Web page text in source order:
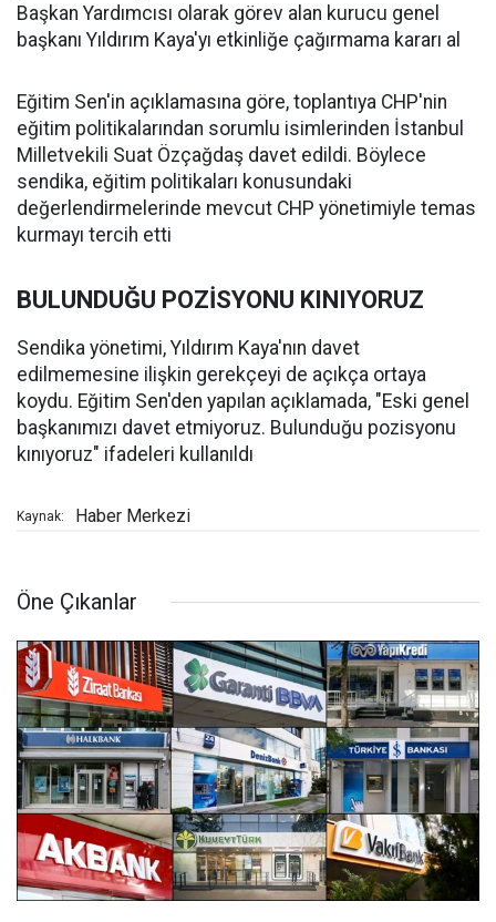
Başkan Yardımcısı olarak görev alan kurucu genel
başkanı Yıldırım Kaya'yı etkinliğe çağırmama kararı al
Eğitim Sen'in açıklamasına göre, toplantıya CHP'nin
eğitim politikalarından sorumlu isimlerinden İstanbul
Milletvekili Suat Özçağdaş davet edildi. Böylece
sendika, eğitim politikaları konusundaki
değerlendirmelerinde mevcut CHP yönetimiyle temas
kurmayı tercih etti
BULUNDUĞU POZİSYONU KINIYORUZ
Sendika yönetimi, Yıldırım Kaya'nın davet
edilmemesine ilişkin gerekçeyi de açıkça ortaya
koydu. Eğitim Sen'den yapılan açıklamada, "Eski genel
başkanımızı davet etmiyoruz. Bulunduğu pozisyonu
kınıyoruz" ifadeleri kullanıldı
Kaynak: Haber Merkezi
Öne Çıkanlar